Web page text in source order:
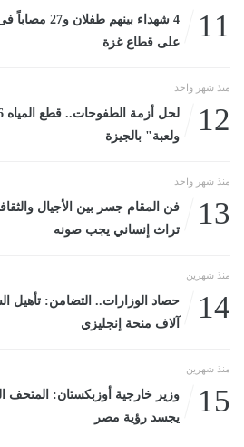
11
4 شهداء
على قطاع غزة
منذ شهر واحد
12
ولعبة" بالجيزة
منذ شهر واحد
13
فن المقام جسر بين الأجيال
تراث إنساني يجب صونه
منذ شهرين
14
آلاف منحة إنجليزي
منذ شهرين
15
وزير خارجية أوزبكستان: المتحف
يجسد رؤية مصر